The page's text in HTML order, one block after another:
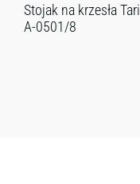
Stojak na krzesła Tari
A-0501/8